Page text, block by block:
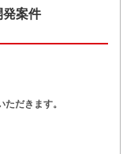
発案件
だきます。